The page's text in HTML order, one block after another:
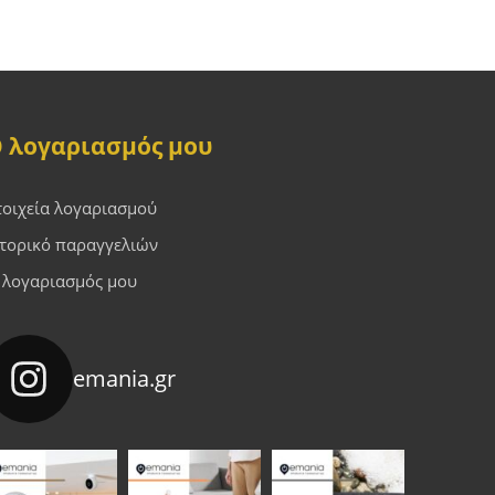
λογαριασμός μου
λογαριασμού
παραγγελιών
μου
emania.gr